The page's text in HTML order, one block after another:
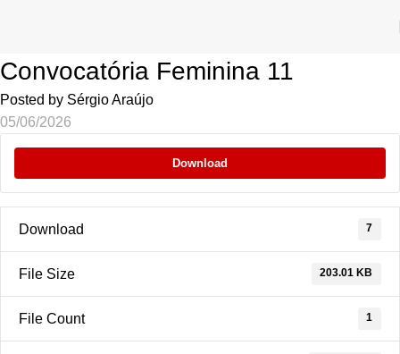
Convocatória Feminina 11
Posted by Sérgio Araújo
05/06/2026
Download
Download 7
File Size 203.01 KB
File Count 1